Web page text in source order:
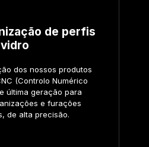
de perfis
dos nossos produtos
(Controlo Numérico
última geração para
e furações
de alta precisão.